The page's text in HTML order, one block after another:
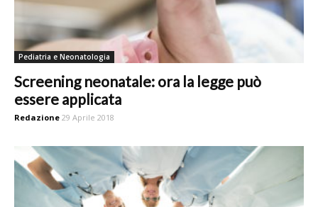
Pediatria e Neonatologia
Screening neonatale: ora la legge può
essere applicata
Redazione 29 Aprile 2018